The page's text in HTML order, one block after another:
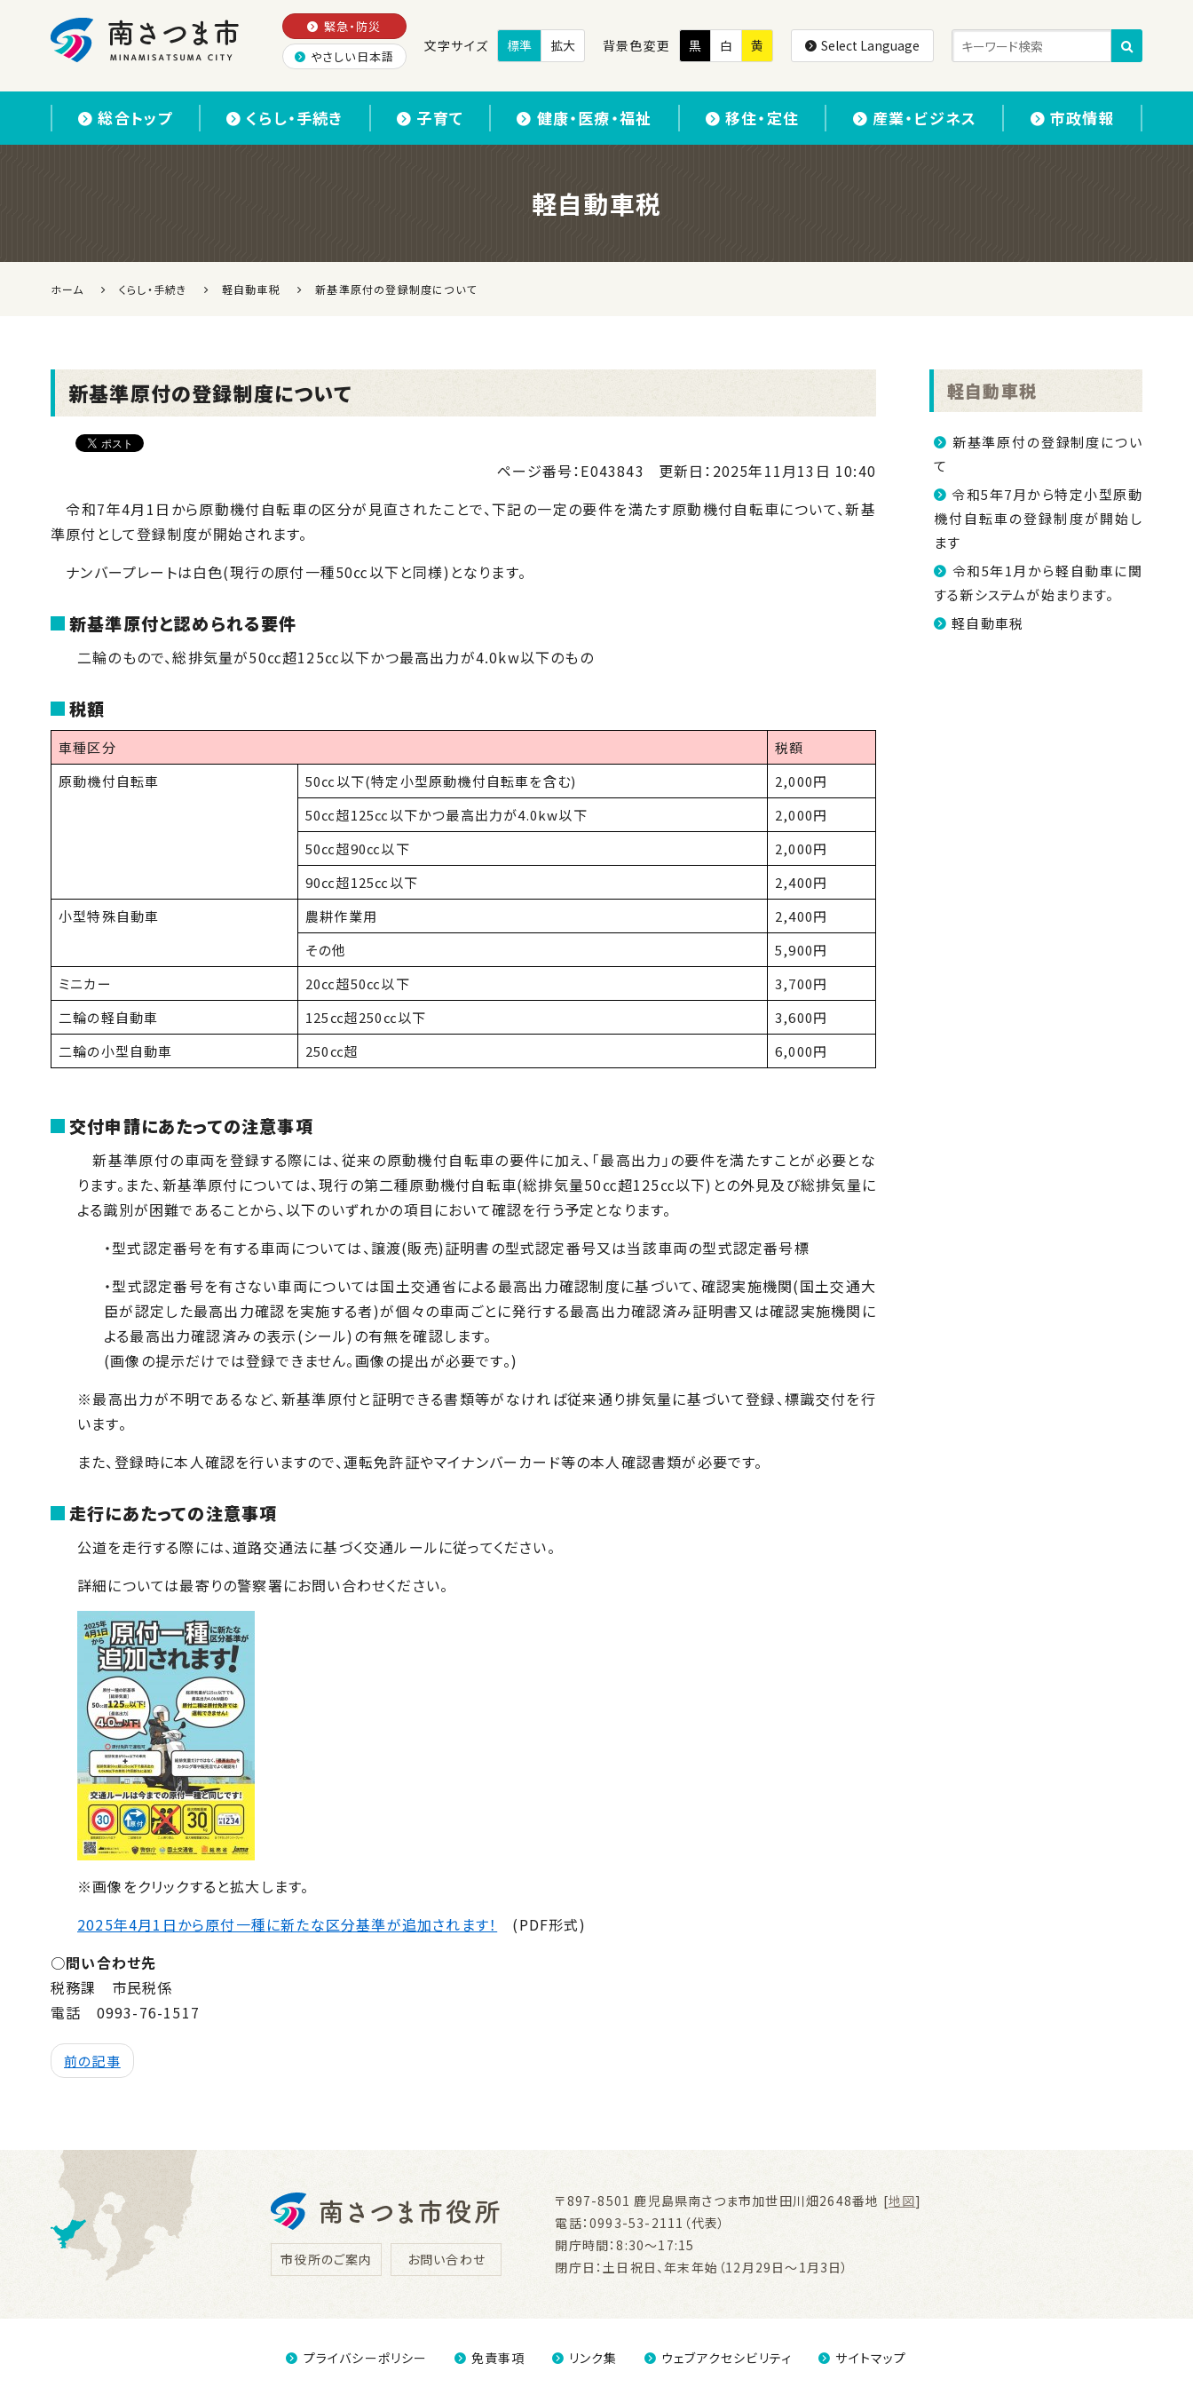
緊急・防災
やさしい日本語
文字サイズ 標準 拡大 背景色変更 黒 白 黄 Select Language
総合トップ くらし・手続き 子育て 健康・医療・福祉 移住・定住 産業・ビジネス 市政情報
軽自動車税
ホーム くらし・手続き 軽自動車税 新基準原付の登録制度について
新基準原付の登録制度について
ページ番号：E043843 更新日： 2025年11月13日 10:40
令和7年4月1日から原動機付自転車の区分が見直されたことで、下記の一定の要件を満たす原動機付自転車について、新基
準原付として登録制度が開始されます。
ナンバープレートは白色(現行の原付一種50㏄以下と同様)となります。
新基準原付と認められる要件
二輪のもので、総排気量が50㏄超125㏄以下かつ最高出力が4.0kw以下のもの
税額
車種区分
税額
原動機付自転車
50㏄以下(特定小型原動機付自転車を含む)
2,000円
50㏄超125㏄以下かつ最高出力が4.0kw以下
2,000円
50㏄超90㏄以下
2,000円
90㏄超125㏄以下
2,400円
小型特殊自動車
農耕作業用
2,400円
その他
5,900円
ミニカー
20㏄超50㏄以下
3,700円
二輪の軽自動車
125㏄超250㏄以下
3,600円
二輪の小型自動車
250㏄超 6,000円
交付申請にあたっての注意事項
新基準原付の車両を登録する際には、従来の原動機付自転車の要件に加え、「最高出力」の要件を満たすことが必要とな
ります。また、新基準原付については、現行の第二種原動機付自転車(総排気量50㏄超125㏄以下)との外見及び総排気量に
よる識別が困難であることから、以下のいずれかの項目において確認を行う予定となります。
・型式認定番号を有する車両については、譲渡(販売)証明書の型式認定番号又は当該車両の型式認定番号標
・型式認定番号を有さない車両については国土交通省による最高出力確認制度に基づいて、確認実施機関(国土交通大
臣が認定した最高出力確認を実施する者)が個々の車両ごとに発行する最高出力確認済み証明書又は確認実施機関に
よる最高出力確認済みの表示(シール)の有無を確認します。
(画像の提示だけでは登録できません。画像の提出が必要です。)
※最高出力が不明であるなど、新基準原付と証明できる書類等がなければ従来通り排気量に基づいて登録、標識交付を行
います。
また、登録時に本人確認を行いますので、運転免許証やマイナンバーカード等の本人確認書類が必要です。
走行にあたっての注意事項
公道を走行する際には、道路交通法に基づく交通ルールに従ってください。
詳細については最寄りの警察署にお問い合わせください。
※画像をクリックすると拡大します。
2025年4月1日から原付一種に新たな区分基準が追加されます！
(PDF形式)
○問い合わせ先
税務課 市民税係
電話 0993-76-1517
前の記事
軽自動車税
新基準原付の登録制度につい
て
令和5年7月から特定小型原動
機付自転車の登録制度が開始し
ます
令和5年1月から軽自動車に関
する新システムが始まります。
軽自動車税
市役所のご案内 お問い合わせ
〒897-8501鹿児島県南さつま市加世田川畑2648番地 [地図]
電話：0993-53-2111（代表）
開庁時間：8:30～17:15
閉庁日：土日祝日、年末年始（12月29日～1月3日）
プライバシーポリシー 免責事項 リンク集 ウェブアクセシビリティ サイトマップ